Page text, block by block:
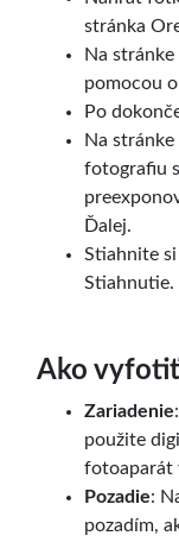
stránka
Na
pomocou
Po
Na
fotografiu
Ďalej.
Stiahnite
Stiahnutie.
Ako
Zariadenie
použite
fotoaparát
Pozadie:
pozadím,